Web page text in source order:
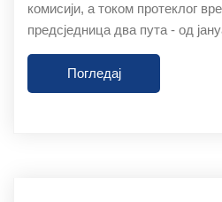
комисији, а током протеклог
предсједница два пута - од
Погледај